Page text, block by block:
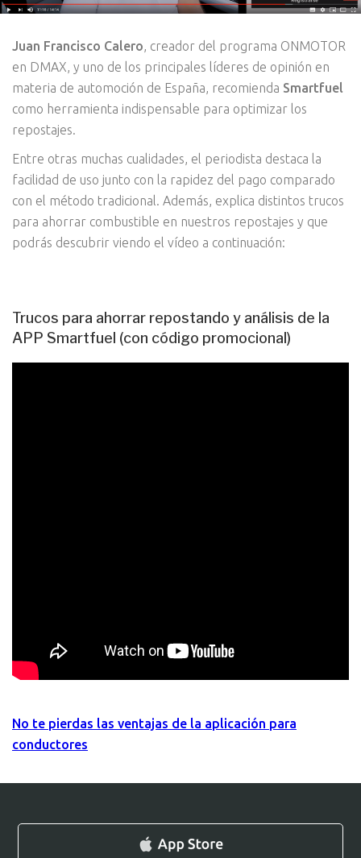
Juan Francisco Calero, creador del programa ONMOTOR
en DMAX, y uno de los principales líderes de opinión en
materia de automoción de España, recomienda Smartfuel
como herramienta indispensable para optimizar los
repostajes.
Entre otras muchas cualidades, el periodista destaca la
facilidad de uso junto con la rapidez del pago comparado
con el método tradicional. Además, explica distintos trucos
para ahorrar combustible en nuestros repostajes y que
podrás descubrir viendo el vídeo a continuación:
Trucos para ahorrar repostando y análisis de la
APP Smartfuel (con código promocional)
No te pierdas las ventajas de la aplicación para
conductores